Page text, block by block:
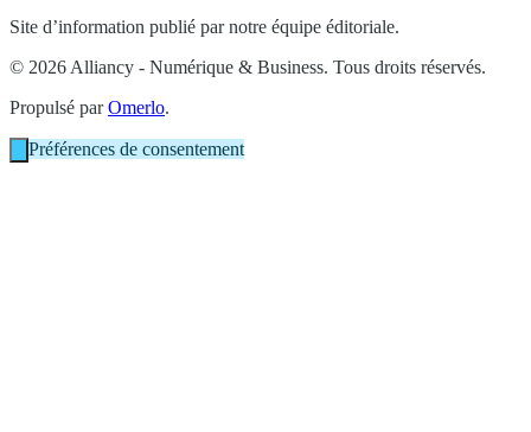
Site d’information publié par notre équipe éditoriale.
© 2026 Alliancy - Numérique & Business. Tous droits réservés.
Propulsé parOmerlo.
Préférences de consentement